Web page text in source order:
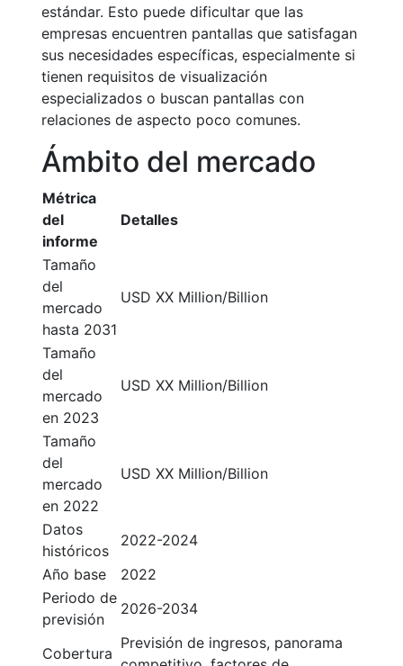
estándar. Esto puede dificultar que las
empresas encuentren pantallas que satisfagan
sus necesidades específicas, especialmente si
tienen requisitos de visualización
especializados o buscan pantallas con
relaciones de aspecto poco comunes.
Ámbito del mercado
Métrica
del
informe
Detalles
Tamaño
del
mercado
hasta 2031
USD XX Million/Billion
Tamaño
del
mercado
en 2023
USD XX Million/Billion
Tamaño
del
mercado
en 2022
USD XX Million/Billion
Datos
históricos
2022-2024
Año base
2022
Periodo de
previsión
2026-2034
Cobertura
Previsión de ingresos, panorama